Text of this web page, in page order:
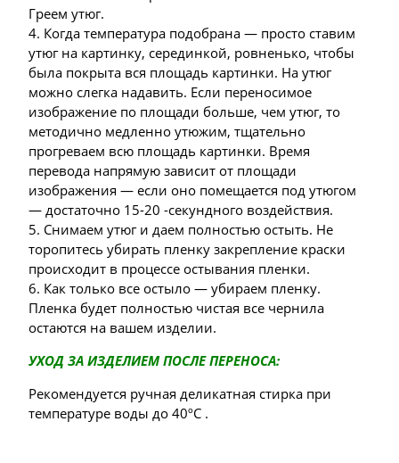
Греем утюг.
4. Когда температура подобрана — просто ставим
утюг на картинку, серединкой, ровненько, чтобы
была покрыта вся площадь картинки. На утюг
можно слегка надавить. Если переносимое
изображение по площади больше, чем утюг, то
методично медленно утюжим, тщательно
прогреваем всю площадь картинки. Время
перевода напрямую зависит от площади
изображения — если оно помещается под утюгом
— достаточно 15-20 -секундного воздействия.
5. Снимаем утюг и даем полностью остыть. Не
торопитесь убирать пленку закрепление краски
происходит в процессе остывания пленки.
6. Как только все остыло — убираем пленку.
Пленка будет полностью чистая все чернила
остаются на вашем изделии.
УХОД ЗА ИЗДЕЛИЕМ ПОСЛЕ ПЕРЕНОСА:
Рекомендуется ручная деликатная стирка при
температуре воды до 40ºС .